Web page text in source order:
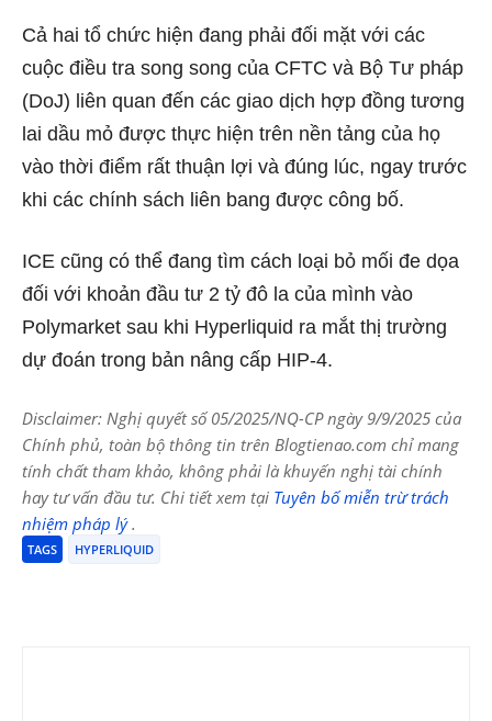
Cả hai tổ chức hiện đang phải đối mặt với các
cuộc điều tra song song của CFTC và Bộ Tư pháp
(DoJ) liên quan đến các giao dịch hợp đồng tương
lai dầu mỏ được thực hiện trên nền tảng của họ
vào thời điểm rất thuận lợi và đúng lúc, ngay trước
khi các chính sách liên bang được công bố.
ICE cũng có thể đang tìm cách loại bỏ mối đe dọa
đối với khoản đầu tư 2 tỷ đô la của mình vào
Polymarket sau khi Hyperliquid ra mắt thị trường
dự đoán trong bản nâng cấp HIP-4.
Disclaimer: Nghị quyết số 05/2025/NQ-CP ngày 9/9/2025 của
Chính phủ, toàn bộ thông tin trên Blogtienao.com chỉ mang
tính chất tham khảo, không phải là khuyến nghị tài chính
hay tư vấn đầu tư. Chi tiết xem tại Tuyên bố miễn trừ trách
nhiệm pháp lý.
TAGS HYPERLIQUID